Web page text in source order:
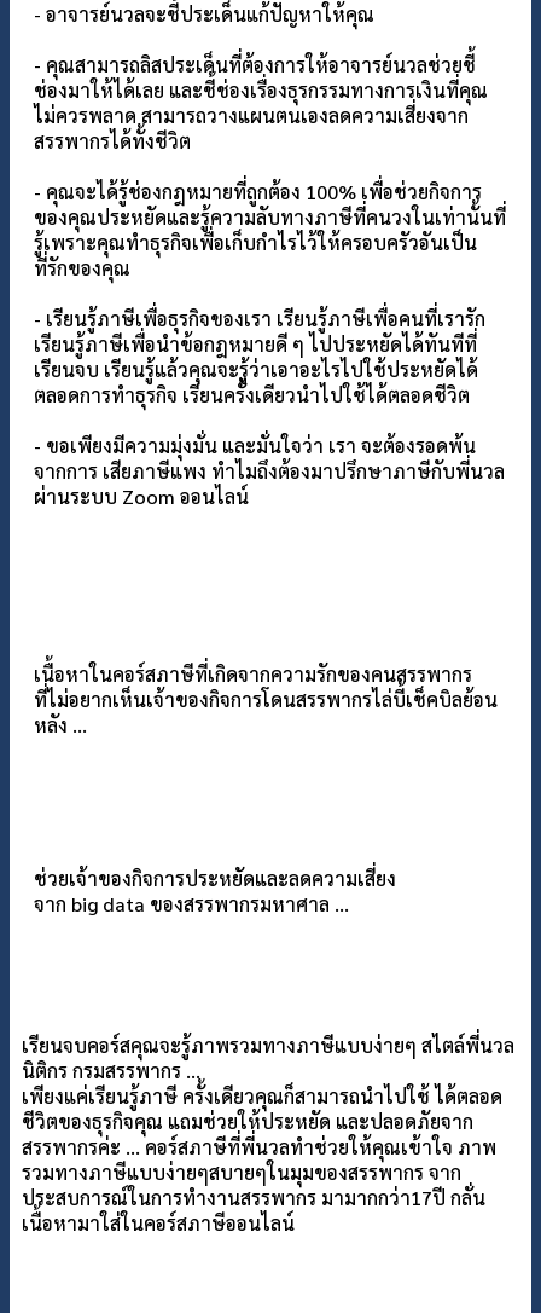
- อาจารย์นวลจะชี้ประเด็นแก้ปัญหาให้คุณ
- คุณสามารถลิสประเด็นที่ต้องการให้อาจารย์นวลช่วยชี้
ช่องมาให้ได้เลย และชี้ช่องเรื่องธุรกรรมทางการเงินที่คุณ
ไม่ควรพลาด สามารถวางแผนตนเองลดความเสี่ยงจาก
สรรพากรได้ทั้งชีวิต
- คุณจะได้รู้ช่องกฎหมายที่ถูกต้อง 100% เพื่อช่วยกิจการ
ของคุณประหยัดและรู้ความลับทางภาษีที่คนวงในเท่านั้นที่
รู้เพราะคุณทำธุรกิจเพื่อเก็บกำไรไว้ให้ครอบครัวอันเป็น
ที่รักของคุณ
- เรียนรู้ภาษีเพื่อธุรกิจของเรา เรียนรู้ภาษีเพื่อคนที่เรารัก
เรียนรู้ภาษีเพื่อนำข้อกฎหมายดี ๆ ไปประหยัดได้ทันทีที่
เรียนจบ เรียนรู้แล้วคุณจะรู้ว่าเอาอะไรไปใช้ประหยัดได้
ตลอดการทำธุรกิจ เรียนครั้งเดียวนำไปใช้ได้ตลอดชีวิต
- ขอเพียงมีความมุ่งมั่น และมั่นใจว่า เรา จะต้องรอดพ้น
จากการ เสียภาษีแพง ทำไมถึงต้องมาปรึกษาภาษีกับพี่นวล
ผ่านระบบ Zoom ออนไลน์
เนื้อหาในคอร์สภาษีที่เกิดจากความรักของคนสรรพากร
ที่ไม่อยากเห็นเจ้าของกิจการโดนสรรพากรไล่บี้เช็คบิลย้อน
หลัง …
ช่วยเจ้าของกิจการประหยัดและลดความเสี่ยง
จาก big data ของสรรพากรมหาศาล …
เรียนจบคอร์สคุณจะรู้ภาพรวมทางภาษีแบบง่ายๆ สไตล์พี่นวล
นิติกร กรมสรรพากร …
เพียงแค่เรียนรู้ภาษี ครั้งเดียวคุณก็สามารถนำไปใช้ ได้ตลอด
ชีวิตของธุรกิจคุณ แถมช่วยให้ประหยัด และปลอดภัยจาก
สรรพากรค่ะ … คอร์สภาษีที่พี่นวลทำช่วยให้คุณเข้าใจ ภาพ
รวมทางภาษีแบบง่ายๆสบายๆในมุมของสรรพากร จาก
ประสบการณ์ในการทำงานสรรพากร มามากกว่า17ปี กลั่น
เนื้อหามาใส่ในคอร์สภาษีออนไลน์